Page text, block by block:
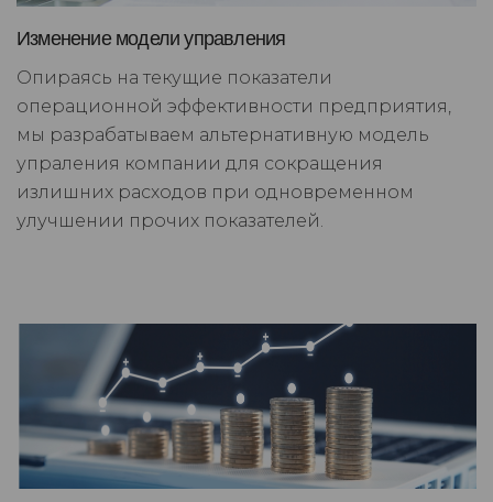
Изменение модели управления
Опираясь на текущие показатели
операционной эффективности предприятия,
мы разрабатываем альтернативную модель
упраления компании для сокращения
излишних расходов при одновременном
улучшении прочих показателей.